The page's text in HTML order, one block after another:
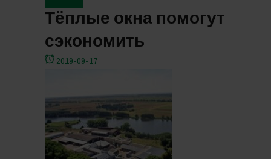
Тёплые окна помогут
сэкономить
2019-09-17